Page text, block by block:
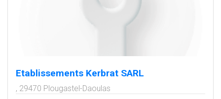
Etablissements Kerbrat SARL
, 29470 Plougastel-Daoulas